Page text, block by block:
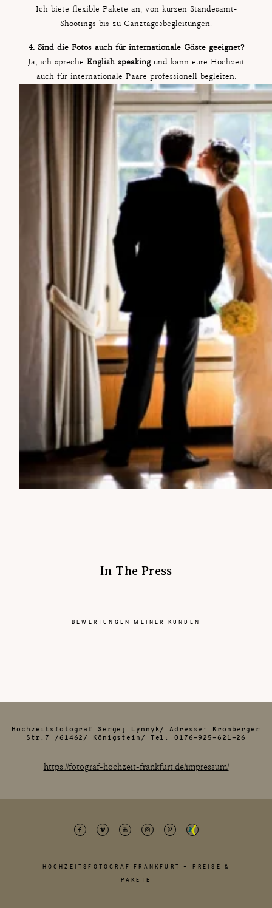
Ich biete flexible Pakete an, von kurzen Standesamt-
Shootings bis zu Ganztagesbegleitungen.
4. Sind die Fotos auch für internationale Gäste geeignet?
Ja, ich spreche English speakingund kann eure Hochzeit
auch für internationale Paare professionell begleiten.
In The Press
BEWERTUNGEN MEINER KUNDEN
HOCHZEITSFOTOGRAF FRANKFURT – PREISE &
PAKETE
Hochzeitsfotograf Sergej Lynnyk/ Adresse: Kronberger
Str.7 /61462/ Königstein/ Tel: 0176-925-621-26
https://fotograf-hochzeit-frankfurt.de/impressum/